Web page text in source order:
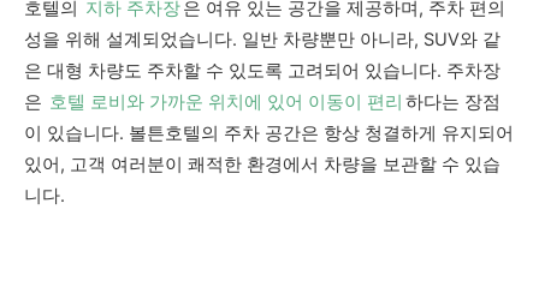
호텔의 지하 주차장은 여유 있는 공간을 제공하며, 주차 편의
성을 위해 설계되었습니다. 일반 차량뿐만 아니라, SUV와 같
은 대형 차량도 주차할 수 있도록 고려되어 있습니다. 주차장
은 호텔 로비와 가까운 위치에 있어 이동이 편리 하다는 장점
이 있습니다. 볼튼호텔의 주차 공간은 항상 청결하게 유지되어
있어, 고객 여러분이 쾌적한 환경에서 차량을 보관할 수 있습
니다.